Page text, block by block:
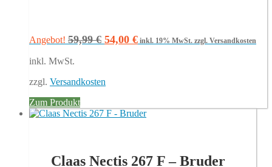
Angebot! 59,99€ Ursprünglicher
59,99 €
54,00 €Aktueller
inkl. 19% MwSt. zzgl. Versandkosten
inkl. MwSt.
zzgl. Versandkosten
Zum Produkt
Claas Nectis 267 F – Bruder